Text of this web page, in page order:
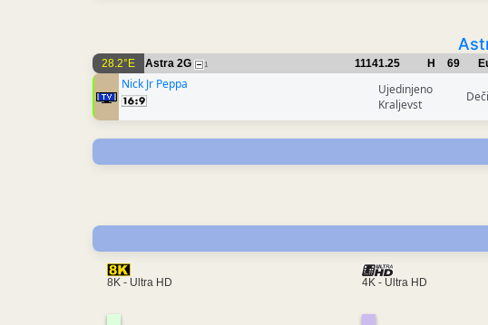
28.2°E Astra 2G 1 11141.25 H 69
Nick Jr Peppa
Ujedinjeno
Kraljevst
8K - Ultra HD 4K - Ultra HD